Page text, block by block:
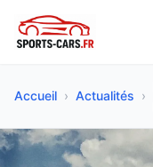
Accueil › Actualités ›